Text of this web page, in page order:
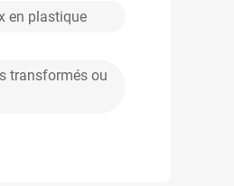
en plastique
transformés ou